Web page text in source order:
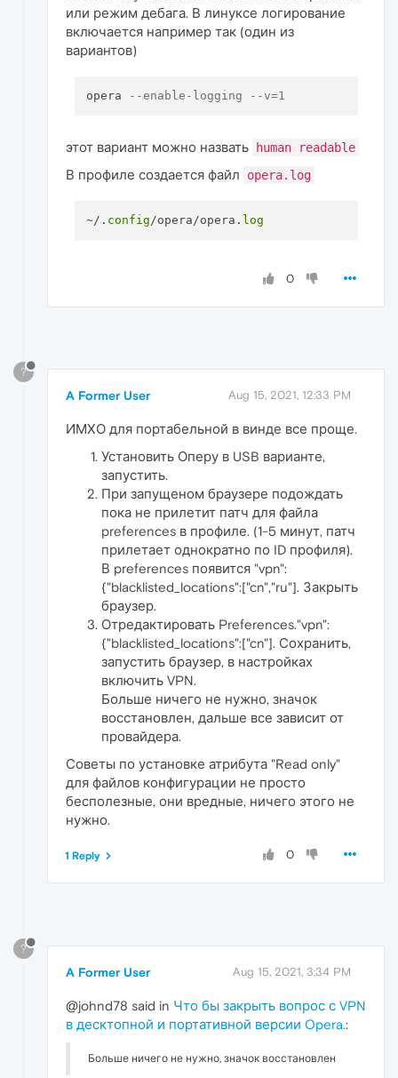
или режим дебага. В линуксе логирование
включается например так (один из
вариантов)
opera --enable-logging --v=1
этот вариант можно назвать human readable
В профиле создается файл opera.log
~/. config/opera/opera. log
0
?
A Former User Aug 15, 2021, 12:33 PM
ИМХО для портабельной в винде все проще.
Установить Оперу в USB варианте,
запустить.
При запущеном браузере подождать
пока не прилетит патч для файла
preferences в профиле. (1-5 минут, патч
прилетает однократно по ID профиля).
В preferences появится "vpn":
{"blacklisted_locations":["cn","ru"]. Закрыть
браузер.
Отредактировать Preferences."vpn":
{"blacklisted_locations":["cn"]. Сохранить,
запустить браузер, в настройках
включить VPN.
Больше ничего не нужно, значок
восстановлен, дальше все зависит от
провайдера.
Советы по установке атрибута "Read only"
для файлов конфигурации не просто
бесполезные, они вредные, ничего этого не
нужно.
0
1 Reply
?
A Former User Aug 15, 2021, 3:34 PM
@johnd78 said in Что бы закрыть вопрос с VPN
в десктопной и портативной версии Opera.:
Больше ничего не нужно, значок восстановлен